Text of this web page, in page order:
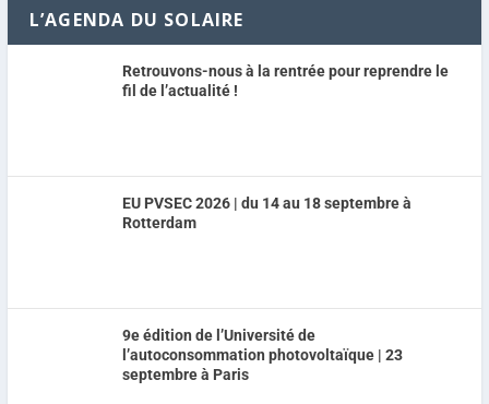
L’AGENDA DU SOLAIRE
Retrouvons-nous à la rentrée pour reprendre le
fil de l’actualité !
EU PVSEC 2026 | du 14 au 18 septembre à
Rotterdam
9e édition de l’Université de
l’autoconsommation photovoltaïque | 23
septembre à Paris